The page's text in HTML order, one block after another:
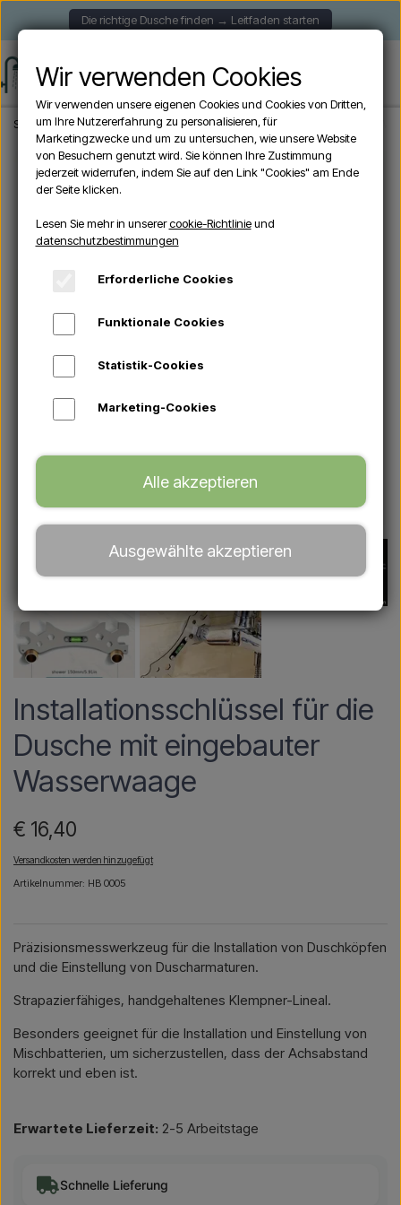
Die richtige Dusche finden → Leitfaden starten
Startseite Zubehör Installationsschlüssel für die Dusche mit eingebauter
Installationsschlüssel für die
Dusche mit eingebauter
Wasserwaage
€ 16,40
Versandkosten werden hinzugefügt
Artikelnummer: HB 0005
Präzisionsmesswerkzeug für die Installation von Duschköpfen
und die Einstellung von Duscharmaturen.
Strapazierfähiges, handgehaltenes Klempner-Lineal.
Besonders geeignet für die Installation und Einstellung von
Mischbatterien, um sicherzustellen, dass der Achsabstand
korrekt und eben ist.
Erwartete Lieferzeit: 2-5 Arbeitstage
Schnelle Lieferung
Wir verwenden Cookies
Wir verwenden unsere eigenen Cookies und Cookies von Dritten,
um Ihre Nutzererfahrung zu personalisieren, für
Marketingzwecke und um zu untersuchen, wie unsere Website
von Besuchern genutzt wird. Sie können Ihre Zustimmung
jederzeit widerrufen, indem Sie auf den Link "Cookies" am Ende
der Seite klicken.
Lesen Sie mehr in unserercookie-Richtlinieund
datenschutzbestimmungen
Erforderliche Cookies
Funktionale Cookies
Statistik-Cookies
Marketing-Cookies
Alle akzeptieren
Ausgewählte akzeptieren